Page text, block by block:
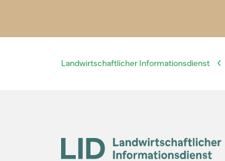
Landwirtschaftlicher Informationsdienst